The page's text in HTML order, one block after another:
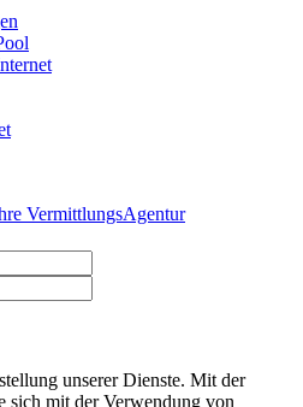
VermittlungsAgentur
unserer Dienste. Mit der
sich mit der Verwendung von